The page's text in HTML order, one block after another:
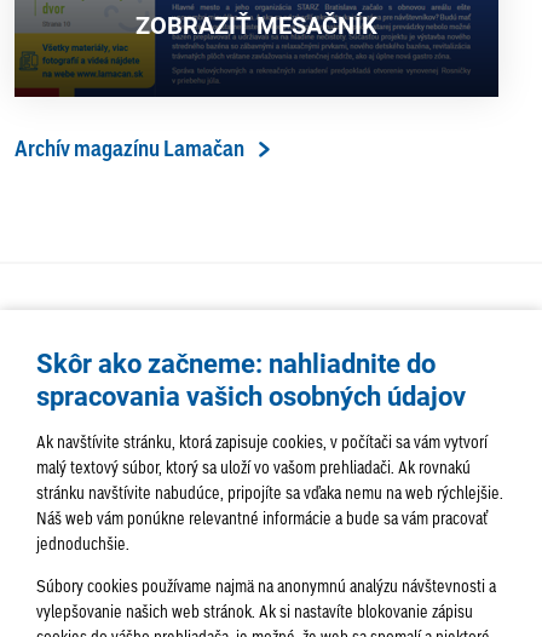
ZOBRAZIŤ MESAČNÍK
Archív magazínu Lamačan
AKTUALITY TÉMA SAMOSPRÁVA
SERVIS
HISTÓRIA PODUJATIA
Skôr ako začneme: nahliadnite do
spracovania vašich osobných údajov
Ak navštívite stránku, ktorá zapisuje cookies, v počítači sa vám vytvorí
malý textový súbor, ktorý sa uloží vo vašom prehliadači. Ak rovnakú
stránku navštívite nabudúce, pripojíte sa vďaka nemu na web rýchlejšie.
Náš web vám ponúkne relevantné informácie a bude sa vám pracovať
jednoduchšie.
Súbory cookies používame najmä na anonymnú analýzu návštevnosti a
vylepšovanie našich web stránok. Ak si nastavíte blokovanie zápisu